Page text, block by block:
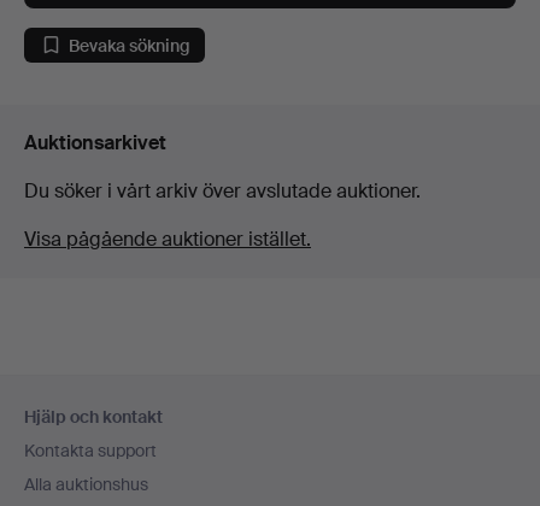
Bevaka sökning
Auktionsarkivet
Du söker i vårt arkiv över avslutade auktioner.
Visa pågående auktioner istället.
Hjälp och kontakt
Kontakta support
Alla auktionshus